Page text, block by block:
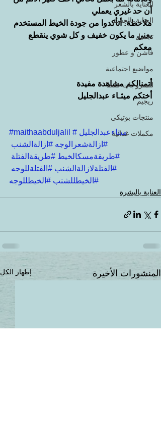
العناية بالشعر
العناية بالجسم
تجميل
فاشن و عطور
مواضيع اجتماعية
للمتزوجات فقط
ريجيم
منتجات بوتيكي
مكملات غذائية
أن حد غيري يعملي
ملاحظة: أتأكدوا من جودة الخيط المستخدم
يعني ما يكون خفيف و كل شوي ينقطع
معكم
أتمنالكم مشاهدة مفيدة
أختكم ميثـاء عبدالجليل
#maithaabduljalil
#ميثاءعبدالجليل
#ازالةشعرالوجه #ازالةالشنب
#طريقةمسكالخيط #طريقةالفتلة
#الفتلةلازالةالشنب #الفتلةللوجه
#الخيطللشنب #الخيطللوجه
العناية بالبشرة
المنشورات الأخيرة إظهار الكل